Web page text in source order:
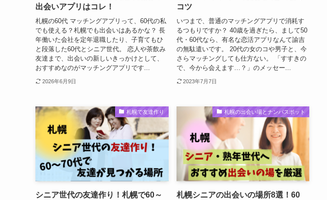
出会いアプリはコレ！
札幌の60代 マッチングアプリって、60代の私
でも使える？札幌でも出会いはあるかな？ 長
年働いた会社を定年退職したり、子育てもひ
と段落した60代とシニア世代。 恋人や茶飲み
友達まで、出会いの新しいきっかけとして、
おすすめなのがマッチングアプリです...
2026年6月9日
コツ
いつまで、普通のマッチングアプリで消耗す
るつもりですか？ 40歳を過ぎたら、まして50
代・60代なら、有名な恋活アプリなんて諭吉
の無駄遣いです。 20代の女のコや男子と、今
さらマッチングしても仕方ない。 「すすきの
で、今から会えます…？」のメッセー...
2023年7月7日
札幌で友達作り
シニア世代の友達作り！札幌で60～
札幌の出会い場とナンパスポット
札幌シニアの出会いの場所8選！60